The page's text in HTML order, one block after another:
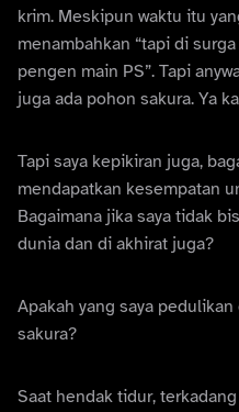
krim. Meskipun waktu itu
menambahkan “tapi di
pengen main PS”. Tapi
juga ada pohon sakura. Ya
Tapi saya kepikiran juga,
mendapatkan kesempatan
Bagaimana jika saya tidak
dunia dan di akhirat juga?
Apakah yang saya
sakura?
Saat hendak tidur,